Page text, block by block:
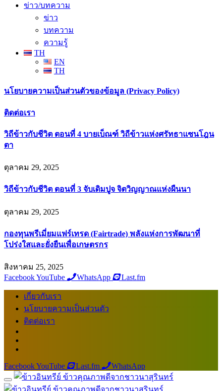
ข่าว/บทความ
ข่าว
บทความ
ความรู้
TH
EN
TH
นโยบายความเป็นส่วนตัวของข้อมูล (Privacy Policy)
ติดต่อเรา
วิถีข้าวกับชีวิต ตอนที่ 4 บายเบ็ณฑ์ วิถีข้าวแห่งศรัทธาแซนโฎน
ตา
ตุลาคม 29, 2025
วิถีข้าวกับชีวิต ตอนที่ 3 จับเดิมปูจ จิตวิญญาณแห่งผืนนา
ตุลาคม 29, 2025
กองทุนพรีเมี่ยมแฟร์เทรด (Fairtrade) พลังแห่งการพัฒนาที่
โปร่งใสและยั่งยืนเพื่อเกษตรกร
สิงหาคม 25, 2025
FacebookYouTube WhatsApp Last.fm
เกี่ยวกับเรา
นโยบายความเป็นส่วนตัว
ติดต่อเรา
FacebookYouTube Last.fm WhatsApp